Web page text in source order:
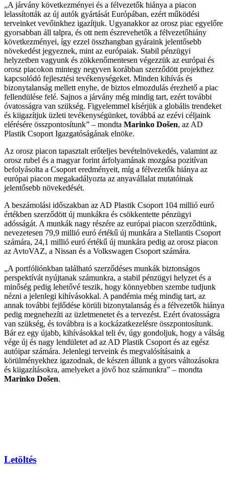
„A járvány következményei és a félvezetők hiánya a piacon
lelassították az új autók gyártását Európában, ezért működési
terveinket vevőinkhez igazítjuk. Ugyanakkor az orosz piac egyelőre
gyorsabban áll talpra, és ott nem észrevehetők a félvezetőhiány
következményei, így ezzel összhangban gyáraink jelentősebb
növekedést jegyeznek, mint az európaiak. Stabil pénzügyi
helyzetben vagyunk és zökkenőmentesen végezzük az európai és
orosz piacokon mintegy negyven korábban szerződött projekthez
kapcsolódó fejlesztési tevékenységeket. Minden kihívás és
bizonytalanság mellett enyhe, de biztos elmozdulás érezhető a piac
fellendülése felé. Sajnos a járvány még mindig tart, ezért további
óvatosságra van szükség. Figyelemmel kísérjük a globális trendeket
és kiigazítjuk üzleti tevékenységünket, továbbá az ezévi céljaink
elérésére összpontosítunk” – mondta Marinko Došen, az AD
Plastik Csoport Igazgatóságának elnöke.
Az orosz piacon tapasztalt erőteljes bevételnövekedés, valamint az
orosz rubel és a magyar forint árfolyamának mozgása pozitívan
befolyásolta a Csoport eredményeit, míg a félvezetők hiánya az
európai piacon megakadályozta az anyavállalat mutatóinak
jelentősebb növekedését.
A beszámolási időszakban az AD Plastik Csoport 104 millió euró
értékben szerződött új munkákra és csökkentette pénzügyi
adósságát. A munkák nagy részére az európai piacon szerződtünk,
nevezetesen 79,9 millió euró értékű új munkára a Stellantis Csoport
számára, 24,1 millió euró értékű új munkára pedig az orosz piacon
az AvtoVAZ, a Nissan és a Volkswagen Csoport számára.
„A portfóliónkban található szerződéses munkák biztonságos
perspektívát nyújtanak számunkra, a stabil pénzügyi helyzet és a
minőség pedig lehetővé teszik, hogy könnyebben szembe tudjunk
nézni a jelenlegi kihívásokkal. A pandémia még mindig tart, az
annak további fejlődése körüli bizonytalanság és a félvezetők hiánya
pedig megnehezíti az üzletmenetet és a tervezést. Ezért óvatosságra
van szükség, és továbbra is a kockázatkezelésre összpontosítunk.
Bár ez egy újabb, kihívásokkal teli év, úgy gondoljuk, hogy a válság
vége új és nagy lendületet ad az AD Plastik Csoport és az egész
autóipar számára. Jelenlegi terveink és megvalósításaink a
körülményekhez igazodnak, de készen állunk a gyors változásokra
és kiigazításokra, amelyeket a jövő hoz számunkra” – mondta
Marinko Došen.
Letöltés